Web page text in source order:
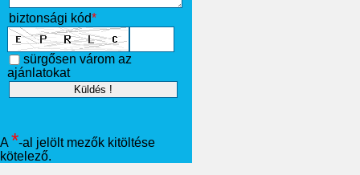
biztonsági kód*
sürgősen várom az
ajánlatokat
A *-al jelölt mezők kitöltése
kötelező.